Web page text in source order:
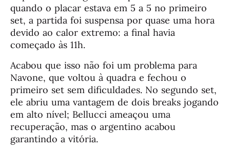
quando o placar estava em 5 a 5 no primeiro
set, a partida foi suspensa por quase uma hora
devido ao calor extremo: a final havia
começado às 11h.
Acabou que isso não foi um problema para
Navone, que voltou à quadra e fechou o
primeiro set sem dificuldades. No segundo set,
ele abriu uma vantagem de dois breaks jogando
em alto nível; Bellucci ameaçou uma
recuperação, mas o argentino acabou
garantindo a vitória.